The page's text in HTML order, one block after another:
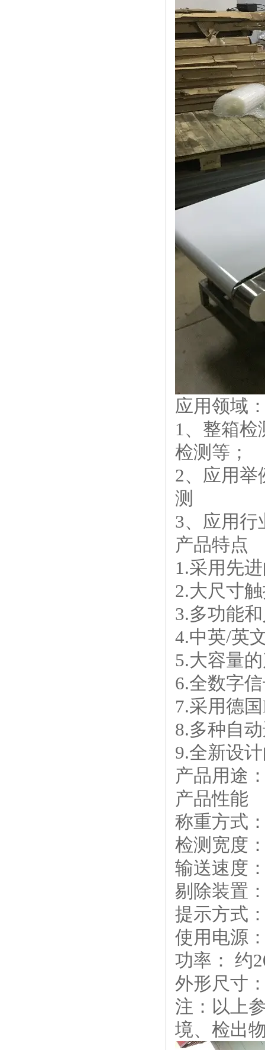
应用领域
1、整箱
检测等；
2、应用举
测
3、应用行
产品特点
1.采用先
2.大尺寸
3.多功能
4.中英/英
5.大容量
6.全数字
7.采用德
8.多种自
9.全新设
产品用途
产品性能
称重方式
检测宽度
输送速度
剔除装置
提示方式
使用电源
功率： 约
外形尺寸
注：以上
境、检出